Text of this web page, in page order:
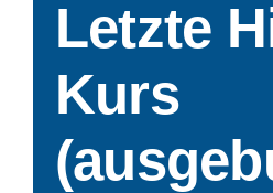
Letzte
Kurs